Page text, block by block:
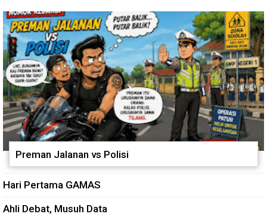
RI ke-81 dengan Kibarkan
Merah Putih
Garuda dan Pengacian Terus
Dikebut
Preman Jalanan vs Polisi
Hari Pertama GAMAS
Ahli Debat, Musuh Data